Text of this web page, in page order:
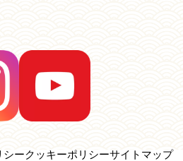
シークッキーポリシーサイトマップ